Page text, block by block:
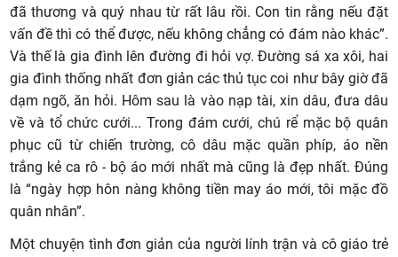
đã thương và quý nhau từ rất lâu rồi. Con tin rằng nếu đặt
vấn đề thì có thể được, nếu không chẳng có đám nào khác”.
Và thế là gia đình lên đường đi hỏi vợ. Đường sá xa xôi, hai
gia đình thống nhất đơn giản các thủ tục coi như bây giờ đã
dạm ngõ, ăn hỏi. Hôm sau là vào nạp tài, xin dâu, đưa dâu
về và tổ chức cưới... Trong đám cưới, chú rể mặc bộ quân
phục cũ từ chiến trường, cô dâu mặc quần phíp, áo nền
trắng kẻ ca rô - bộ áo mới nhất mà cũng là đẹp nhất. Đúng
là “ngày hợp hôn nàng không tiền may áo mới, tôi mặc đồ
quân nhân”.
Một chuyện tình đơn giản của người lính trận và cô giáo trẻ